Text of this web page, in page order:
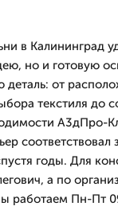
в Калининград
но и готовую
от
текстиля до
А3дПро-
годы. Для
а по
работаем Пн-Пт